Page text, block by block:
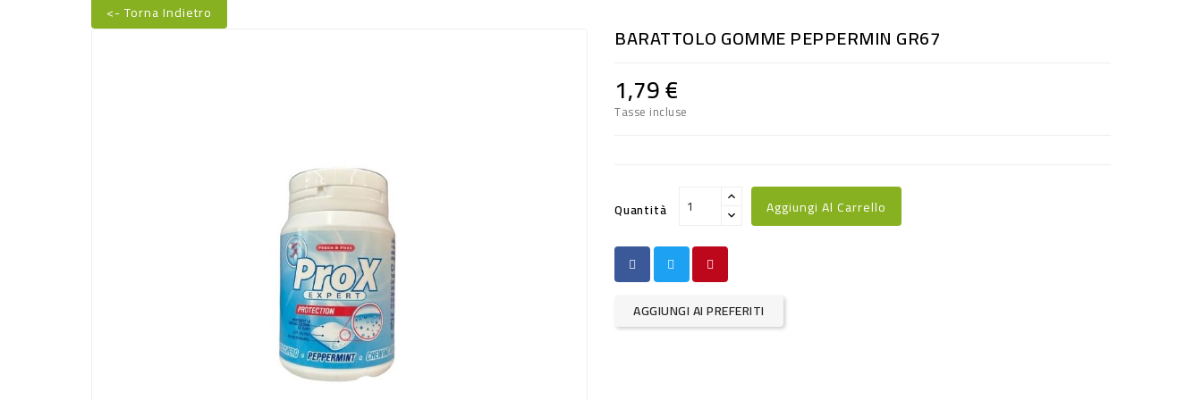
<- Torna Indietro
BARATTOLO GOMME PEPPERMIN GR67
1,79 €
Tasse incluse
Quantità Aggiungi Al Carrello
AGGIUNGI AI PREFERITI